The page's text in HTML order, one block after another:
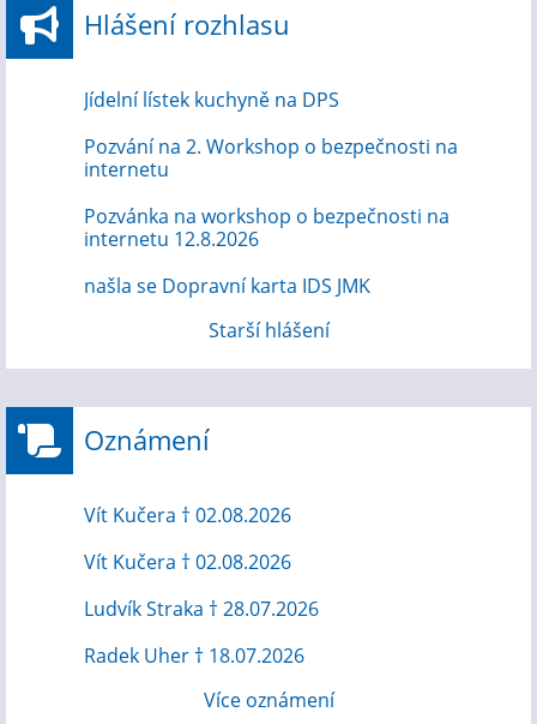
Hlášení rozhlasu
Jídelní lístek kuchyně na DPS
Pozvání na 2. Workshop o bezpečnosti na
internetu
Pozvánka na workshop o bezpečnosti na
internetu 12.8.2026
našla se Dopravní karta IDS JMK
Starší hlášení
Oznámení
Vít Kučera † 02.08.2026
Vít Kučera † 02.08.2026
Ludvík Straka † 28.07.2026
Radek Uher † 18.07.2026
Více oznámení